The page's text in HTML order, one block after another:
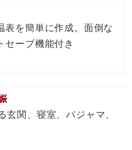
を簡単に作成。面倒な
セーブ機能付き
玄関、寝室、パジャマ、